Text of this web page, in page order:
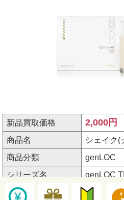
新品買取価格 2,000円
商品名
シェイク(
商品分類
genLOC
シリーズ名
genLOC
規格
サイズ